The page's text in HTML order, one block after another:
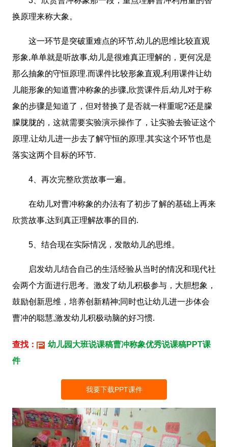
换原理来称大象。
这一环节是突破重难点的环节,幼儿的思维比较直观
形象,单单就是听故事,幼儿是很难真正理解的，更何况是
那么抽象的守恒原理.而课件比较形象直观,利用课件让幼
儿能形象的知道曹冲称象的步骤,欣赏课件后,幼儿对于称
象的步骤是知道了，但对替换了是否就一样重呢?还是朦
朦胧胧的，这就需要实验演示操作了，让实验去验证这个
原理.让幼儿进一步去了解守恒的原理.其实这个环节也是
落实这两个目标的环节.
4、再次完整欣赏故事一遍。
在幼儿对曹冲称象的办法有了初步了解的基础上再来
欣赏故事,达到真正理解故事的目的.
5、结合现在实际情况，发散幼儿的思维。
启发幼儿结合自己的生活经验从当时的情况和现代社
会两个方面进行思考。激发了幼儿积极参与，大胆想象，
鼓励创新思维，培养创新精神;同时也让幼儿进一步体会
曹冲的聪慧,激发幼儿积极动脑的好习惯.
查找：
幼儿园大班说课稿曹冲称象优秀说课稿PPT课
件
我要下载PPT课件